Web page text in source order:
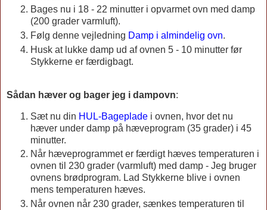
Bages nu i 18 - 22 minutter i opvarmet ovn med damp
(200 grader varmluft).
Følg denne vejledning Damp i almindelig ovn.
Husk at lukke damp ud af ovnen 5 - 10 minutter før
Stykkerne er færdigbagt.
Sådan hæver og bager jeg i dampovn:
Sæt nu din HUL-Bageplade i ovnen, hvor det nu
hæver under damp på hæveprogram (35 grader) i 45
minutter.
Når hæveprogrammet er færdigt hæves temperaturen i
ovnen til 230 grader (varmluft) med damp - Jeg bruger
ovnens brødprogram. Lad Stykkerne blive i ovnen
mens temperaturen hæves.
Når ovnen når 230 grader, sænkes temperaturen til